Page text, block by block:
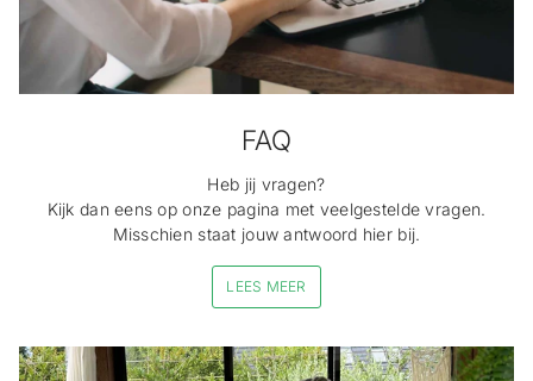
FAQ
Heb jij vragen?
Kijk dan eens op onze pagina met veelgestelde vragen.
Misschien staat jouw antwoord hier bij.
LEES MEER